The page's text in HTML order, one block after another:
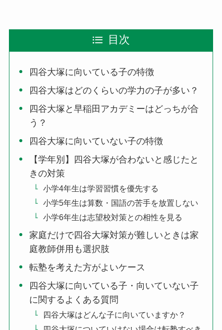
目次
四谷大塚に向いている子の特徴
四谷大塚はどのくらいの学力の子が多い？
四谷大塚と早稲田アカデミーはどっちが合
う？
四谷大塚に向いていない子の特徴
【学年別】四谷大塚が合わないと感じたと
きの対策
小学4年生は学習習慣を優先する
小学5年生は算数・国語の苦手を放置しない
小学6年生は志望校対策との相性を見る
家庭だけで四谷大塚対策が難しいときは家
庭教師併用も選択肢
転塾を考えた方がよいケース
四谷大塚に向いている子・向いていない子
に関するよくある質問
四谷大塚はどんな子に向いていますか？